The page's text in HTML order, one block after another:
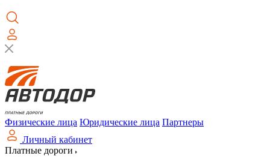
Физические лица Юридические лица Партнеры
Личный кабинет
Платные дороги